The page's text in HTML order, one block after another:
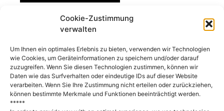
Cookie-Zustimmung
verwalten
Um Ihnen ein optimales Erlebnis zu bieten, verwenden wir Technologien
wie Cookies, um Geräteinformationen zu speichern und/oder darauf
zuzugreifen. Wenn Sie diesen Technologien zustimmen, können wir
Daten wie das Surfverhalten oder eindeutige IDs auf dieser Website
verarbeiten. Wenn Sie Ihre Zustimmung nicht erteilen oder zurückziehen,
können bestimmte Merkmale und Funktionen beeinträchtigt werden.
*****
(Deutsch) Engagiert für Vielfalt!